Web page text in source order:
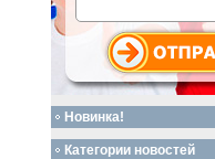
Новинка!
Категории новостей